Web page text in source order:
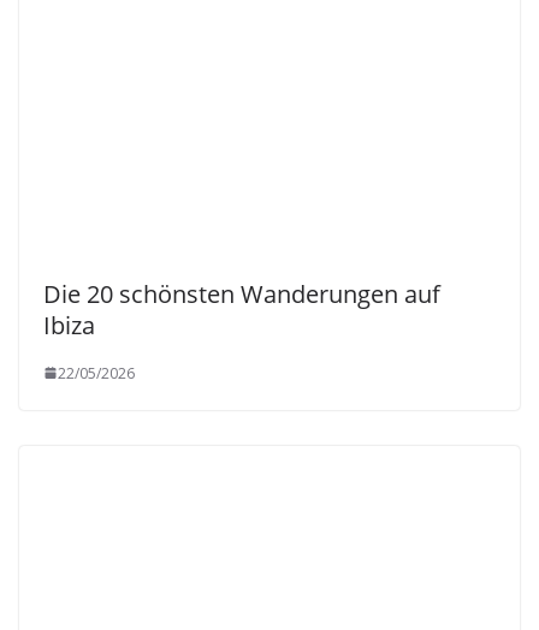
Die 20 schönsten Wanderungen auf
Ibiza
22/05/2026